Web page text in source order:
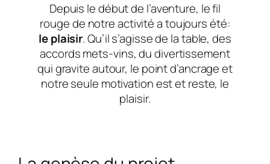
Depuis le début de l’aventure, le fil
rouge de notre activité a toujours été:
le plaisir. Qu’il s’agisse de la table, des
accords mets-vins, du divertissement
qui gravite autour, le point d’ancrage et
notre seule motivation est et reste, le
plaisir.